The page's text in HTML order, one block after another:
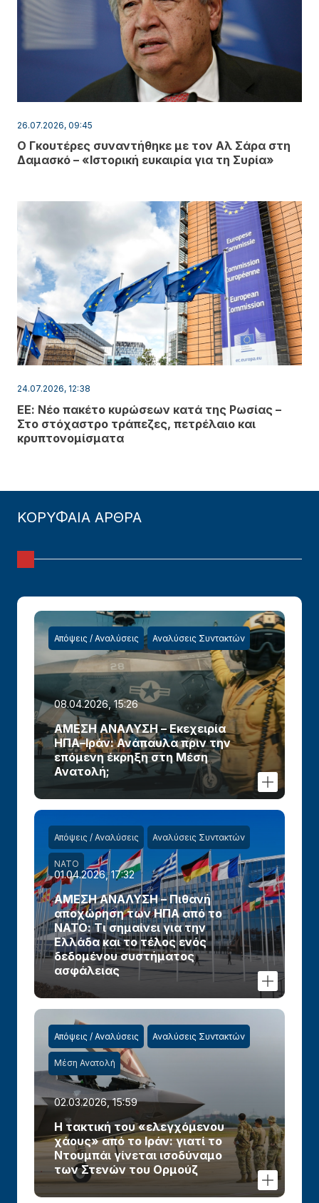
26.07.2026, 09:45
Ο Γκουτέρες συναντήθηκε με τον Αλ Σάρα στη
Δαμασκό – «Ιστορική ευκαιρία για τη Συρία»
24.07.2026, 12:38
ΕΕ: Νέο πακέτο κυρώσεων κατά της Ρωσίας –
Στο στόχαστρο τράπεζες, πετρέλαιο και
κρυπτονομίσματα
ΚΟΡΥΦΑΙΑ ΑΡΘΡΑ
Απόψεις / Αναλύσεις Αναλύσεις Συντακτών
08.04.2026, 15:26
ΑΜΕΣΗ ΑΝΑΛΥΣΗ – Εκεχειρία
ΗΠΑ–Ιράν: Ανάπαυλα πριν την
επόμενη έκρηξη στη Μέση
Ανατολή;
Απόψεις / Αναλύσεις Αναλύσεις Συντακτών
ΝΑΤΟ
01.04.2026, 17:32
ΑΜΕΣΗ ΑΝΑΛΥΣΗ – Πιθανή
αποχώρηση των ΗΠΑ από το
ΝΑΤΟ: Τι σημαίνει για την
Ελλάδα και το τέλος ενός
δεδομένου συστήματος
ασφάλειας
Απόψεις / Αναλύσεις Αναλύσεις Συντακτών
Μέση Ανατολή
02.03.2026, 15:59
Η τακτική του «ελεγχόμενου
χάους» από το Ιράν: γιατί το
Ντουμπάι γίνεται ισοδύναμο
των Στενών του Ορμούζ